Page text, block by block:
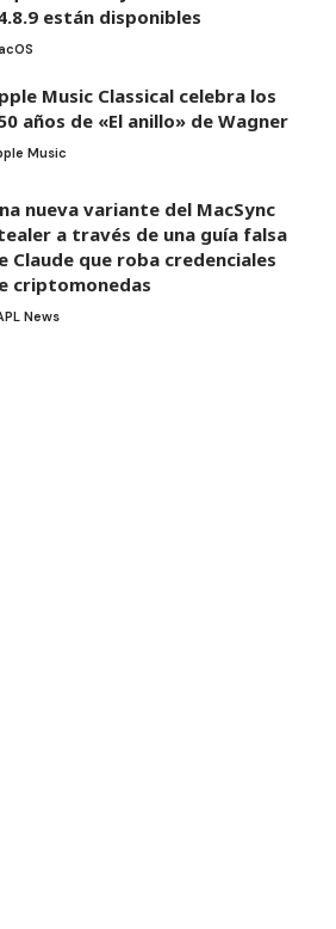
están disponibles
Music Classical celebra los
años de «El anillo» de Wagner
Music
nueva variante del MacSync
a través de una guía falsa
Claude que roba credenciales
criptomonedas
News